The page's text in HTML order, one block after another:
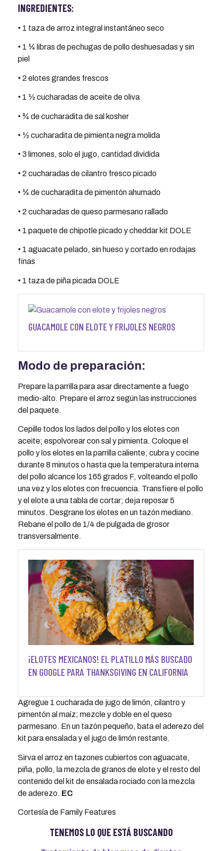
INGREDIENTES:
• 1 taza de arroz integral instantáneo seco
• 1 ¼ libras de pechugas de pollo deshuesadas y sin
piel
• 2 elotes grandes frescos
• 1 ½ cucharadas de aceite de oliva
• ¾ de cucharadita de sal kosher
• ½ cucharadita de pimienta negra molida
• 3 limones, solo el jugo, cantidad dividida
• 2 cucharadas de cilantro fresco picado
• ¼ de cucharadita de pimentón ahumado
• 2 cucharadas de queso parmesano rallado
• 1 paquete de chipotle picado y cheddar kit DOLE
• 1 aguacate pelado, sin hueso y cortado en rodajas
finas
• 1 taza de piña picada DOLE
GUACAMOLE CON ELOTE Y FRIJOLES NEGROS
Modo de preparación:
Prepare la parrilla para asar directamente a fuego
medio-alto. Prepare el arroz según las instrucciones
del paquete.
Cepille todos los lados del pollo y los elotes con
aceite; espolvorear con sal y pimienta. Coloque el
pollo y los elotes en la parrilla caliente; cubra y cocine
durante 8 minutos o hasta que la temperatura interna
del pollo alcance los 165 grados F, volteando el pollo
una vez y los elotes con frecuencia. Transfiere el pollo
y el elote a una tabla de cortar; deja reposar 5
minutos. Desgrane los elotes en un tazón mediano.
Rebane el pollo de 1/4 de pulgada de grosor
transversalmente.
¡ELOTES MEXICANOS! EL PLATILLO MÁS BUSCADO
EN GOOGLE PARA THANKSGIVING EN CALIFORNIA
Agregue 1 cucharada de jugo de limón, cilantro y
pimentón al maíz; mezcle y doble en el queso
parmesano. En un tazón pequeño, bata el aderezo del
kit para ensalada y el jugo de limón restante.
Sirva el arroz en tazones cubiertos con aguacate,
piña, pollo, la mezcla de granos de elote y el resto del
contenido del kit de ensalada rociado con la mezcla
de aderezo. EC
Cortesía de Family Features
TENEMOS LO QUE ESTÁ BUSCANDO